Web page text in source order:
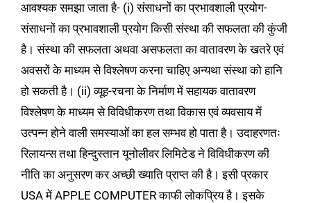
आवश्यक समझा जाता है- (i) संसाधनों का प्रभावशाली प्रयोग-
संसाधनों का प्रभावशाली प्रयोग किसी संस्था की सफलता की कुंजी
है। संस्था की सफलता अथवा असफलता का वातावरण के खतरे एवं
अवसरों के माध्यम से विश्लेषण करना चाहिए अन्यथा संस्था को हानि
हो सकती है। (ii) व्यूह-रचना के निर्माण में सहायक वातावरण
विश्लेषण के माध्यम से विविधीकरण तथा विकास एवं व्यवसाय में
उत्पन्न होने वाली समस्याओं का हल सम्भव हो पाता है। उदाहरणतः
रिलायन्स तथा हिन्दुस्तान यूनोलीवर लिमिटेड ने विविधीकरण की
नीति का अनुसरण कर अच्छी ख्याति प्राप्त की है। इसी प्रकार
USA में APPLE COMPUTER काफी लोकप्रिय है। इसके